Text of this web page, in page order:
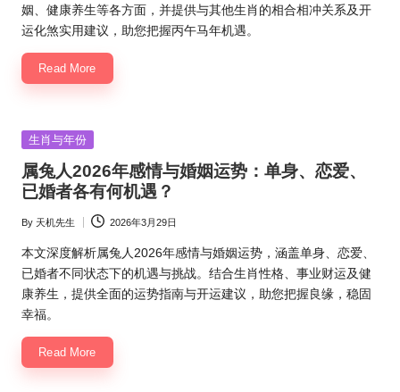
姻、健康养生等各方面，并提供与其他生肖的相合相冲关系及开
运化煞实用建议，助您把握丙午马年机遇。
Read More
Posted
生肖与年份
属兔人2026年感情与婚姻运势：单身、恋爱、
已婚者各有何机遇？
Posted
by
By 天机先生 2026年3月29日
本文深度解析属兔人2026年感情与婚姻运势，涵盖单身、恋爱、
已婚者不同状态下的机遇与挑战。结合生肖性格、事业财运及健
康养生，提供全面的运势指南与开运建议，助您把握良缘，稳固
幸福。
Read More